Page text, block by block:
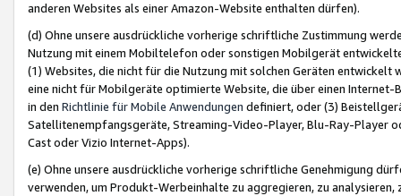
anderen Websites als einer Amazon-Website enthalten dürfen).
(d) Ohne unsere ausdrückliche vorherige schriftliche Zustimmung
Nutzung mit einem Mobiltelefon oder sonstigen Mobilgerät
(1) Websites, die nicht für die Nutzung mit solchen Geräten
eine nicht für Mobilgeräte optimierte Website, die über einen
in den Richtlinie für Mobile Anwendungen definiert, oder (3)
Satellitenempfangsgeräte, Streaming-Video-Player, Blu-Ray-Player
Cast oder Vizio Internet-Apps).
(e) Ohne unsere ausdrückliche vorherige schriftliche Genehmigung
verwenden, um Produkt-Werbeinhalte zu aggregieren, zu